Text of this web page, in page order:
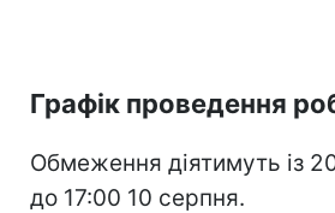
Графік проведення
Обмеження діятимуть із
до 17:00 10 серпня.